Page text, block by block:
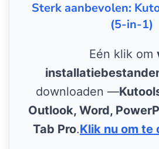
Sterk aanbevolen:
(5-in-1)
Eén klik om
downloaden —
Outlook, Word,
Tab Pro.Klik nu om te